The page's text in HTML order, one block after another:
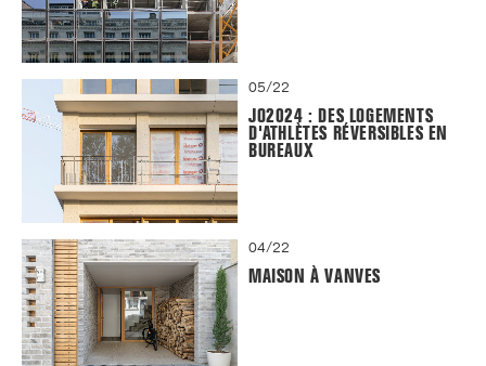
05/22
JO2024 : DES LOGEMENTS
D'ATHLÈTES RÉVERSIBLES EN
BUREAUX
04/22
MAISON À VANVES